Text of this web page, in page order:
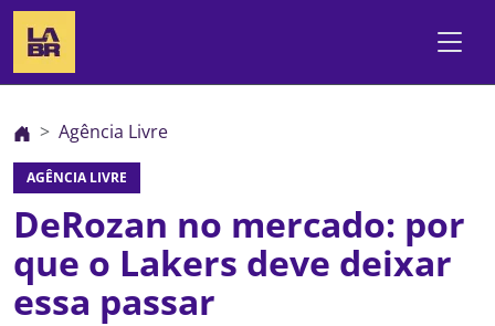
Agência Livre
AGÊNCIA LIVRE
DeRozan no mercado: por
que o Lakers deve deixar
essa passar